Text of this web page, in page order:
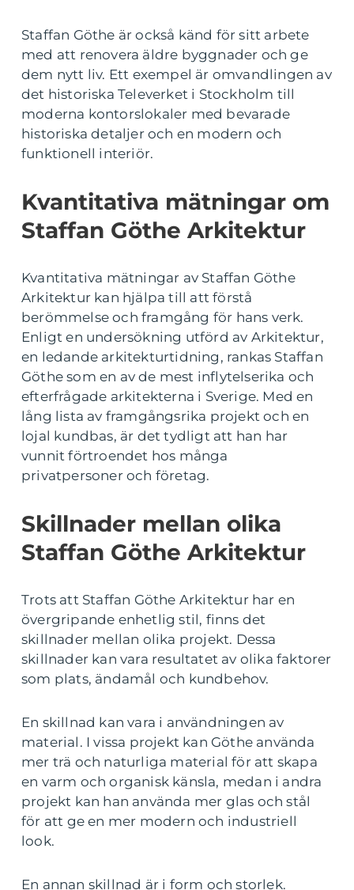
Staffan Göthe är också känd för sitt arbete
med att renovera äldre byggnader och ge
dem nytt liv. Ett exempel är omvandlingen av
det historiska Televerket i Stockholm till
moderna kontorslokaler med bevarade
historiska detaljer och en modern och
funktionell interiör.
Kvantitativa mätningar om
Staffan Göthe Arkitektur
Kvantitativa mätningar av Staffan Göthe
Arkitektur kan hjälpa till att förstå
berömmelse och framgång för hans verk.
Enligt en undersökning utförd av Arkitektur,
en ledande arkitekturtidning, rankas Staffan
Göthe som en av de mest inflytelserika och
efterfrågade arkitekterna i Sverige. Med en
lång lista av framgångsrika projekt och en
lojal kundbas, är det tydligt att han har
vunnit förtroendet hos många
privatpersoner och företag.
Skillnader mellan olika
Staffan Göthe Arkitektur
Trots att Staffan Göthe Arkitektur har en
övergripande enhetlig stil, finns det
skillnader mellan olika projekt. Dessa
skillnader kan vara resultatet av olika faktorer
som plats, ändamål och kundbehov.
En skillnad kan vara i användningen av
material. I vissa projekt kan Göthe använda
mer trä och naturliga material för att skapa
en varm och organisk känsla, medan i andra
projekt kan han använda mer glas och stål
för att ge en mer modern och industriell
look.
En annan skillnad är i form och storlek.